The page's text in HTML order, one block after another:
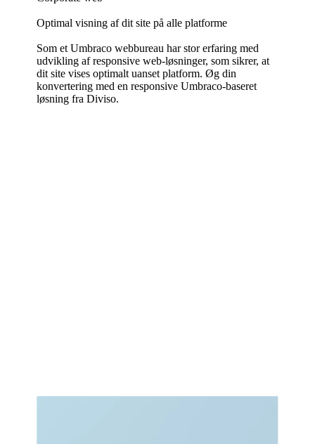
Optimal visning af dit site på alle platforme
Som et Umbraco webbureau har stor erfaring med
udvikling af responsive web-løsninger, som sikrer, at
dit site vises optimalt uanset platform. Øg din
konvertering med en responsive Umbraco-baseret
løsning fra Diviso.